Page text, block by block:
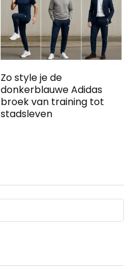
Zo style je de
donkerblauwe Adidas
broek van training tot
stadsleven